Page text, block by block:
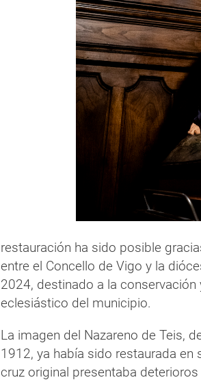
restauración ha sido posible
entre el Concello de Vigo y la
2024, destinado a la
eclesiástico del municipio.
La imagen del Nazareno de Teis,
1912, ya había sido restaurada en
cruz original presentaba